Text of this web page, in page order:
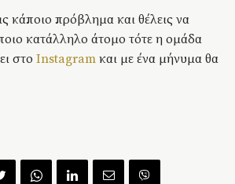
κάποιο πρόβλημα και θέλεις να
κατάλληλο άτομο τότε η ομάδα
στο Instagram και με ένα μήνυμα θα